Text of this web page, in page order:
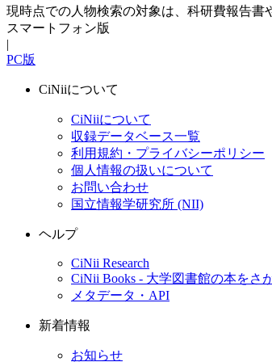
現時点での人物検索の対象は、科研費報告書
スマートフォン版
|
PC版
CiNiiについて
CiNiiについて
収録データベース一覧
利用規約・プライバシーポリシー
個人情報の扱いについて
お問い合わせ
国立情報学研究所 (NII)
ヘルプ
CiNii Research
CiNii Books - 大学図書館の本をさ
メタデータ・API
新着情報
お知らせ